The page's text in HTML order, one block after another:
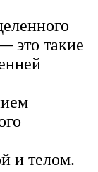
это такие
и телом.